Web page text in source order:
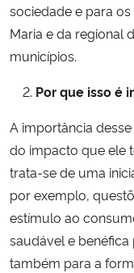
sociedade e para
Maria e da regional
municípios.
Por que isso é
A importância
do impacto que ele
trata-se de uma
por exemplo,
estímulo ao
saudável e benéfica
também para a